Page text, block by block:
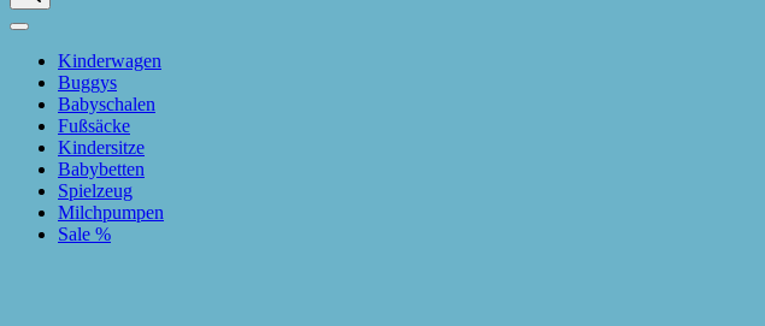
Kinderwagen
Buggys
Babyschalen
Fußsäcke
Kindersitze
Babybetten
Spielzeug
Milchpumpen
Sale %